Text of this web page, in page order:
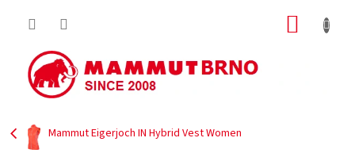
Mammut Eigerjoch IN Hybrid Vest Women